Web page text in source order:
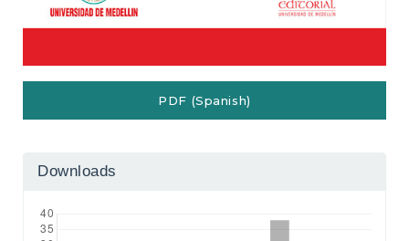
PDF (Spanish)
Downloads